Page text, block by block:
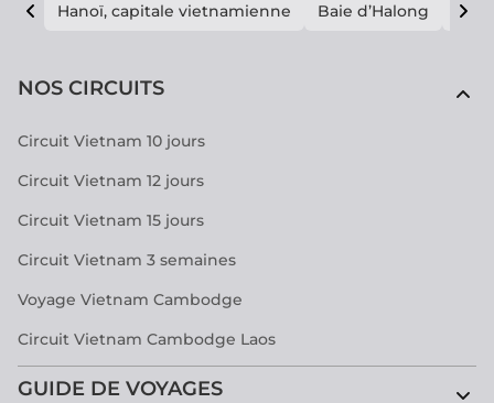
Hanoï, capitale vietnamienne Baie d’Halong E
NOS CIRCUITS
Circuit Vietnam 10 jours
Circuit Vietnam 12 jours
Circuit Vietnam 15 jours
Circuit Vietnam 3 semaines
Voyage Vietnam Cambodge
Circuit Vietnam Cambodge Laos
GUIDE DE VOYAGES